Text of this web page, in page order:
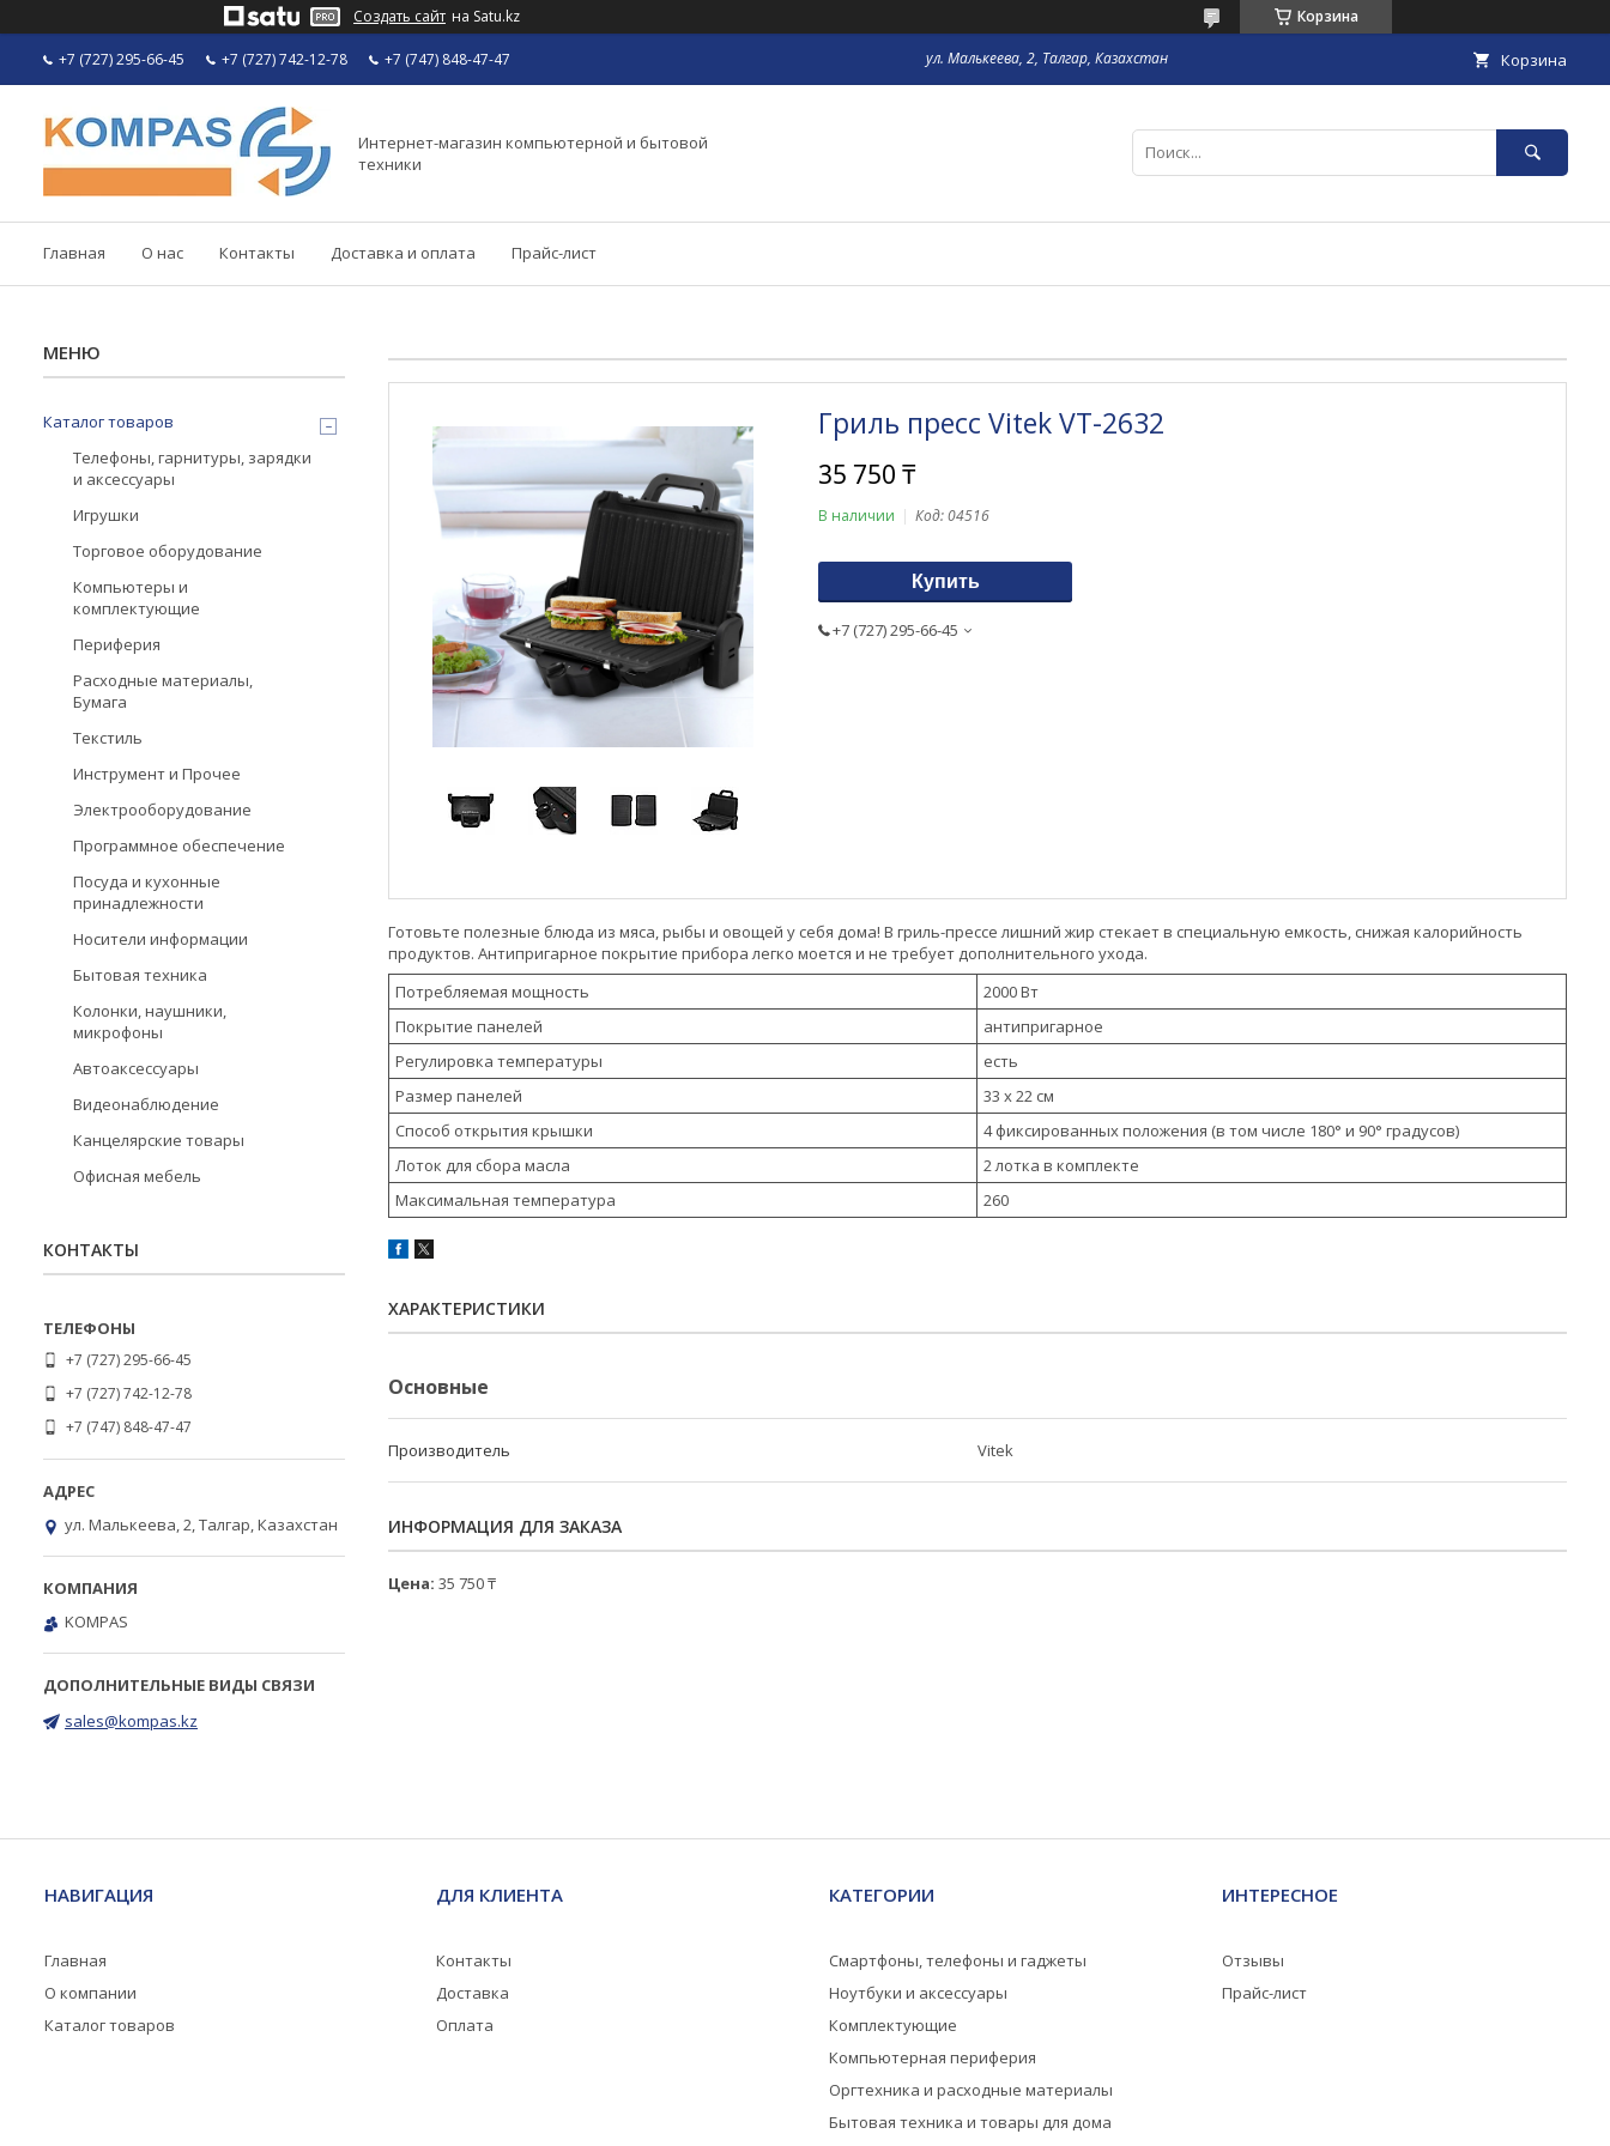
Создать сайт на Satu.kz Корзина
+7 (727) 295-66-45 +7 (727) 742-12-78 +7 (747) 848-47-47 ул. Малькеева, 2, Талгар, Казахстан Корзина
Интернет-магазин компьютерной и бытовой
техники
Главная О нас Контакты Доставка и оплата Прайс-лист
Гриль пресс Vitek VT-2632
35 750 ₸
В наличии Код:04516
Купить
+7 (727) 295-66-45
Готовьте полезные блюда из мяса, рыбы и овощей у себя дома! В гриль-прессе лишний жир стекает в специальную емкость, снижая калорийность
продуктов. Антипригарное покрытие прибора легко моется и не требует дополнительного ухода.
Потребляемая мощность
2000 Вт
Покрытие панелей
антипригарное
Регулировка температуры
есть
Размер панелей
33 х 22 см
Способ открытия крышки
4 фиксированных положения (в том числе 180° и 90° градусов)
Лоток для сбора масла
2 лотка в комплекте
Максимальная температура
260
ХАРАКТЕРИСТИКИ
Основные
Производитель Vitek
ИНФОРМАЦИЯ ДЛЯ ЗАКАЗА
Цена: 35 750 ₸
Каталог товаров
Телефоны, гарнитуры, зарядки
и аксессуары
Игрушки
Торговое оборудование
Компьютеры и
комплектующие
Периферия
Расходные материалы,
Бумага
Текстиль
Инструмент и Прочее
Электрооборудование
Программное обеспечение
Посуда и кухонные
принадлежности
Носители информации
Бытовая техника
Колонки, наушники,
микрофоны
Автоаксессуары
Видеонаблюдение
Канцелярские товары
Офисная мебель
КОНТАКТЫ
+7 (727) 295-66-45
+7 (727) 742-12-78
+7 (747) 848-47-47
ул. Малькеева, 2, Талгар, Казахстан
KOMPAS
sales@kompas.kz
НАВИГАЦИЯ
Главная
О компании
Каталог товаров
ДЛЯ КЛИЕНТА
Контакты
Доставка
Оплата
КАТЕГОРИИ
Смартфоны, телефоны и гаджеты
Ноутбуки и аксессуары
Комплектующие
Компьютерная периферия
Оргтехника и расходные материалы
Бытовая техника и товары для дома
ИНТЕРЕСНОЕ
Отзывы
Прайс-лист